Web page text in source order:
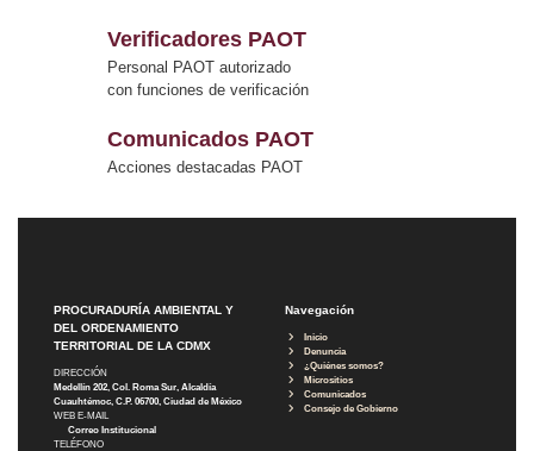
Verificadores PAOT
Personal PAOT autorizado
con funciones de verificación
Comunicados PAOT
Acciones destacadas PAOT
PROCURADURÍA AMBIENTAL Y
DEL ORDENAMIENTO
TERRITORIAL DE LA CDMX
DIRECCIÓN
Medellín 202, Col. Roma Sur, Alcaldía
Cuauhtémoc, C.P. 06700, Ciudad de México
WEB E-MAIL
Correo Institucional
TELÉFONO
Navegación
Inicio
Denuncia
¿Quiénes somos?
Micrositios
Comunicados
Consejo de Gobierno